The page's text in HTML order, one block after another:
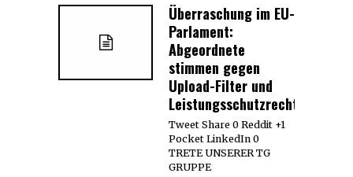
Überraschung im EU-
Parlament:
Abgeordnete
stimmen gegen
Upload-Filter und
Leistungsschutzrecht
Tweet Share 0 Reddit +1
Pocket LinkedIn 0
TRETE UNSERER TG
GRUPPE